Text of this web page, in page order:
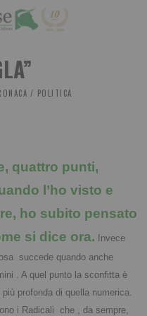
/ POLITICA
quattro punti,
l’ho visto e
ho subito pensato
si dice ora. Invece
succede quando anche
. A quel punto la sconfitta è
profonda di quella numerica.
i Radicali  che , da sempre,